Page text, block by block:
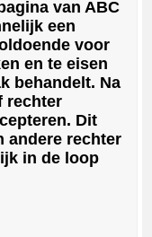
van ABC
een
voor
en te eisen
behandelt. Na
rechter
Dit
andere rechter
in de loop